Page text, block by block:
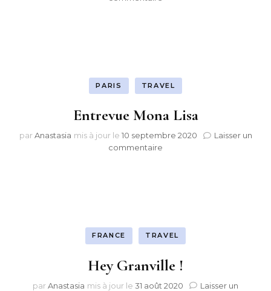
PARIS TRAVEL
Entrevue Mona Lisa
parAnastasia mis à jour le 10 septembre 2020
Laisser un
commentaire
FRANCE TRAVEL
Hey Granville !
parAnastasia mis à jour le 31 août 2020
Laisser un